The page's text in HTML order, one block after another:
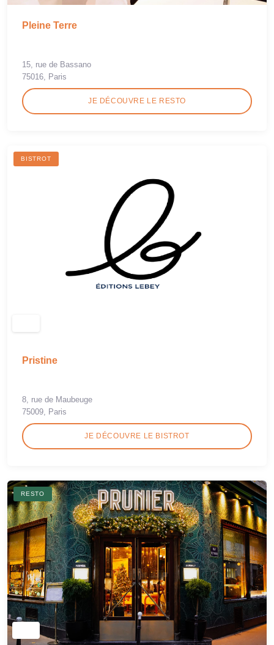
Pleine Terre
15, rue de Bassano
75016, Paris
JE DÉCOUVRE LE RESTO
BISTROT
Pristine
8, rue de Maubeuge
75009, Paris
JE DÉCOUVRE LE BISTROT
RESTO